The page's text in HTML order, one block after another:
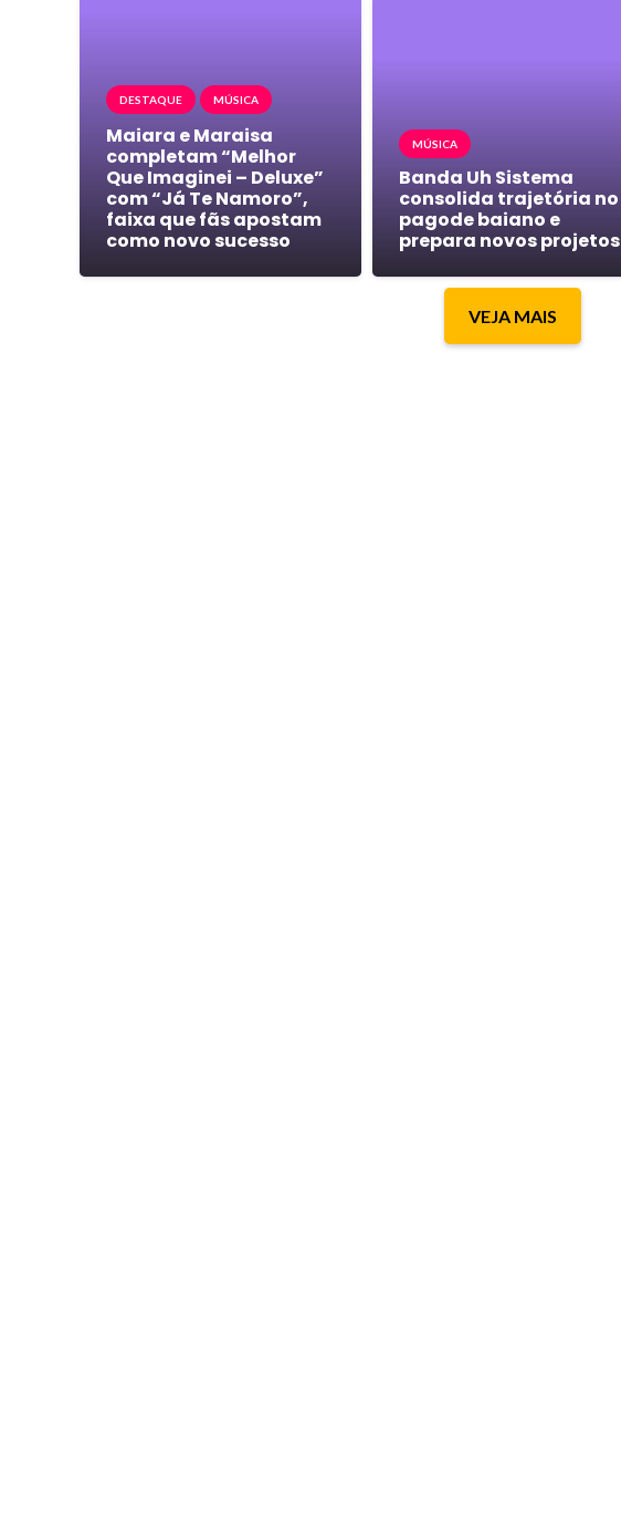
DESTAQUE MÚSICA
Maiara e Maraisa
completam “Melhor
Que Imaginei – Deluxe”
com “Já Te Namoro”,
faixa que fãs apostam
como novo sucesso
MÚSICA
Banda Uh Sistema
consolida trajetória no
pagode baiano e
prepara novos projetos
VEJA MAIS